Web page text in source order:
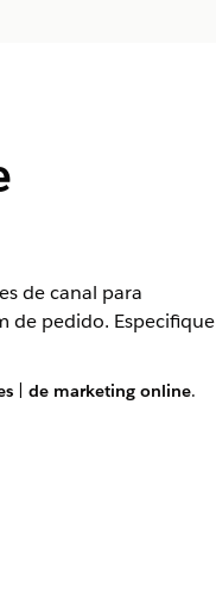
de canal para
de pedido. Especifique
| de marketing online.